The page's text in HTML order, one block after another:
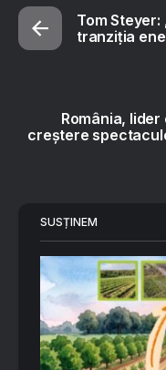
Tom Steyer:
tranziția
România,
creștere
SUSȚINEM